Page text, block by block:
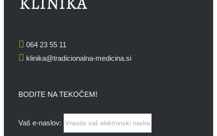
064 23 55 11
klinika@tradicionalna-medicina.si
BODITE NA TEKOČEM!
Vaš e-naslov: